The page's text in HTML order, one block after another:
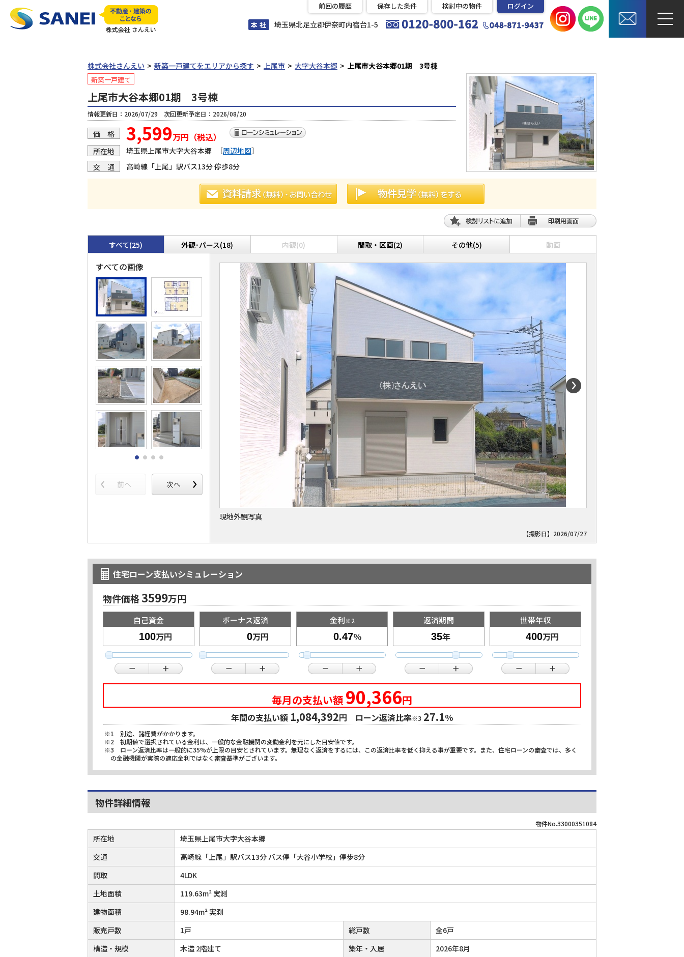
本 社 埼玉県北足立郡伊奈町内宿台1-5
前回の履歴 保存した条件 検討中の物件 ログイン
株式会社さんえい 新築一戸建てをエリアから探す 上尾市 大字大谷本郷 上尾市大谷本郷01期 3号棟
新築一戸建て
上尾市大谷本郷01期 3号棟
情報更新日：2026/07/29 次回更新予定日：2026/08/20
価 格 3,599万円（税込）
所在地 埼玉県上尾市大字大谷本郷 ［周辺地図］
交 通
高崎線「上尾」駅バス13分 停歩8分
すべて(25) 外観･パース(18) 内観(0) 間取・区画(2) その他(5) 動画
すべての画像
現地外観写真
【撮影日】2026/07/27
住宅ローン支払いシミュレーション
物件価格3599万円
自己資金
万円
ボーナス返済
万円
金利※2
％
返済期間
年
世帯年収
万円
毎月の支払い額 90,366円
年間の支払い額 1,084,392円 ローン返済比率※3 27.1％
※1 別途、諸経費がかかります。
※2 初期値で選択されている金利は、一般的な金融機関の変動金利を元にした目安値です。
※3 ローン返済比率は一般的に35%が上限の目安とされています。無理なく返済をするには、この返済比率を低く抑える事が重要です。また、住宅ローンの審査では、多く
の金融機関が実際の適応金利ではなく審査基準がございます。
物件詳細情報
物件No.33000351084
所在地
埼玉県上尾市大字大谷本郷
交通
高崎線「上尾」駅バス13分 バス停「大谷小学校」停歩8分
間取
4LDK
土地面積
119.63m² 実測
建物面積
98.94m² 実測
販売戸数
1戸 総戸数
全6戸
構造・規模
木造 2階建て 築年・入居
2026年8月